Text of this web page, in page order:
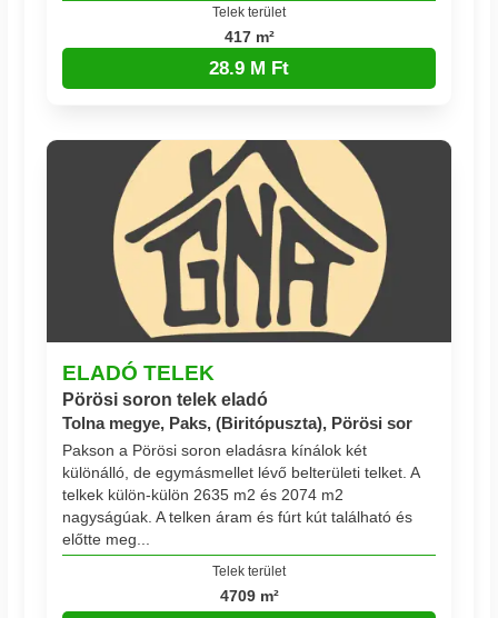
Telek terület
417 m²
28.9 M Ft
ELADÓ TELEK
Pörösi soron telek eladó
Tolna megye, Paks, (Biritópuszta), Pörösi sor
Pakson a Pörösi soron eladásra kínálok két
különálló, de egymásmellet lévő belterületi telket. A
telkek külön-külön 2635 m2 és 2074 m2
nagyságúak. A telken áram és fúrt kút található és
előtte meg...
Telek terület
4709 m²